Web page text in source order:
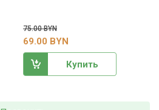
75.00 BYN
69.00 BYN
Купить